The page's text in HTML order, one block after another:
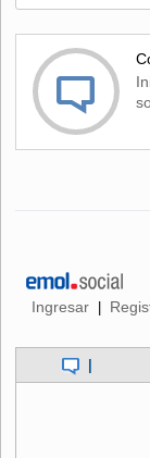
Ingresar |
|